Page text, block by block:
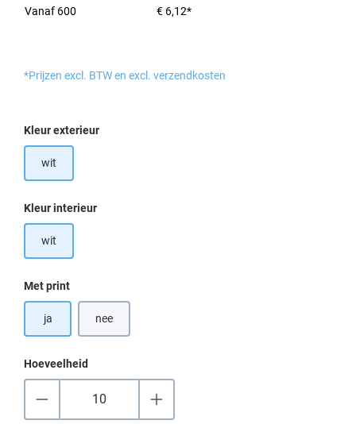
Vanaf 600 € 6,12*
*Prijzen excl. BTW en excl. verzendkosten
Selecteer
Kleur exterieur
wit
Selecteer
Kleur interieur
wit
Selecteer
Met print
ja nee
Hoeveelheid